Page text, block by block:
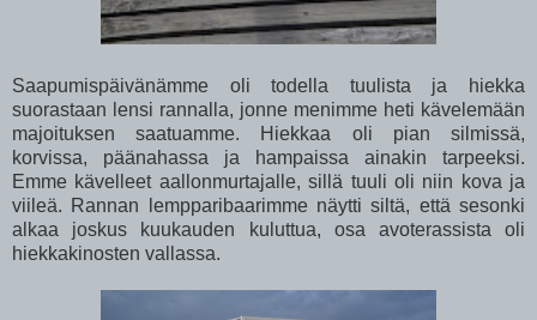
Saapumispäivänämme oli todella tuulista ja hiekka
suorastaan lensi rannalla, jonne menimme heti kävelemään
majoituksen saatuamme. Hiekkaa oli pian silmissä,
korvissa, päänahassa ja hampaissa ainakin tarpeeksi.
Emme kävelleet aallonmurtajalle, sillä tuuli oli niin kova ja
viileä. Rannan lempparibaarimme näytti siltä, että sesonki
alkaa joskus kuukauden kuluttua, osa avoterassista oli
hiekkakinosten vallassa.